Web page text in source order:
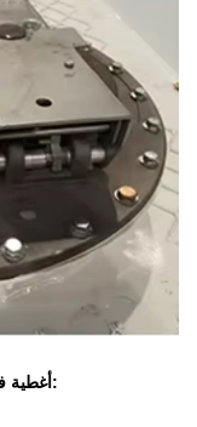
أغطية فتحات التفتيش المصنوعة من سبائك الألومنيوم: